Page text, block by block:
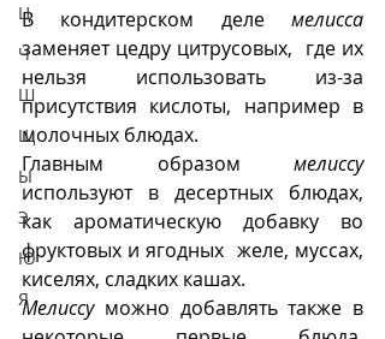
Ц
Ч
Ш
Щ
Ы
Э
Ю
Я
В кондитерском деле мелисса
заменяет цедру цитрусовых,  где их
нельзя использовать из-за
присутствия кислоты, например в
молочных блюдах.
Главным образом мелиссу
используют в десертных блюдах,
как ароматическую добавку во
фруктовых и ягодных  желе, муссах,
киселях, сладких кашах.
Мелиссу можно добавлять также в